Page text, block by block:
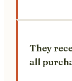
They
all